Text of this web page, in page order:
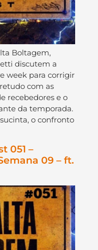
Boltagem,
discutem a
week para corrigir
com as
recebedores e o
da temporada.
o confronto
051 –
09 – ft.